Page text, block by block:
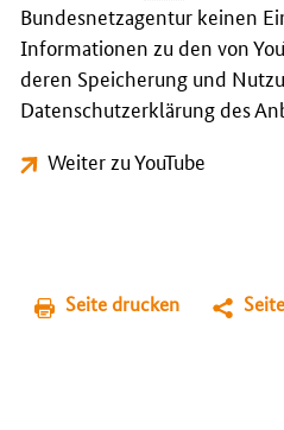
Bundesnetzagentur keinen
Informationen zu den von
deren Speicherung und
Datenschutzerklärung des
Weiter zu YouTube
Seite drucken